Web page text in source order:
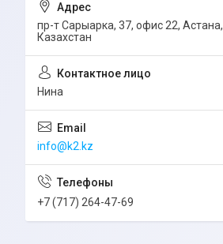
пр-т Сарыарка, 37, офис 22, Астана,
Казахстан
Нина
info@k2.kz
+7 (717) 264-47-69